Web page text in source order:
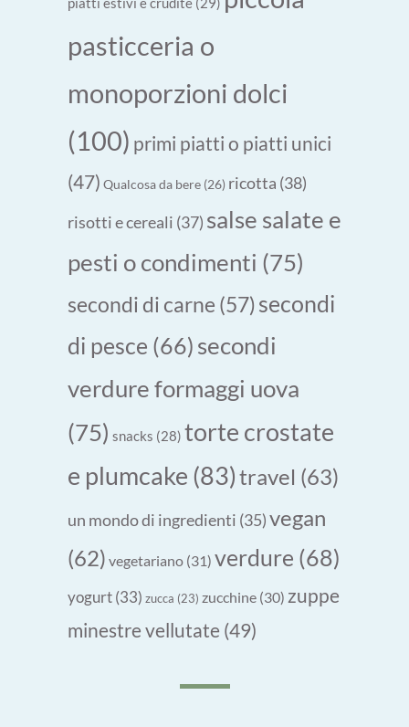
pasticceria o
monoporzioni dolci
(100) primi piatti o piatti unici
(47) Qualcosa da bere (26) ricotta (38)
risotti e cereali (37) salse salate e
pesti o condimenti (75)
secondi di carne (57)secondi
di pesce (66) secondi
verdure formaggi uova
(75) snacks (28) torte crostate
e plumcake (83)travel (63)
un mondo di ingredienti (35)vegan
(62) vegetariano (31) verdure (68)
yogurt(33) zucca (23) zucchine (30) zuppe
minestre vellutate (49)